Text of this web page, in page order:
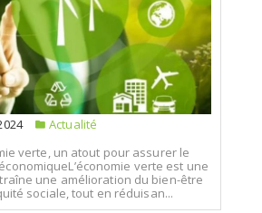
Actualité
verte, un atout pour assurer le
verte est une
une amélioration du bien-être
sociale, tout en réduisan...